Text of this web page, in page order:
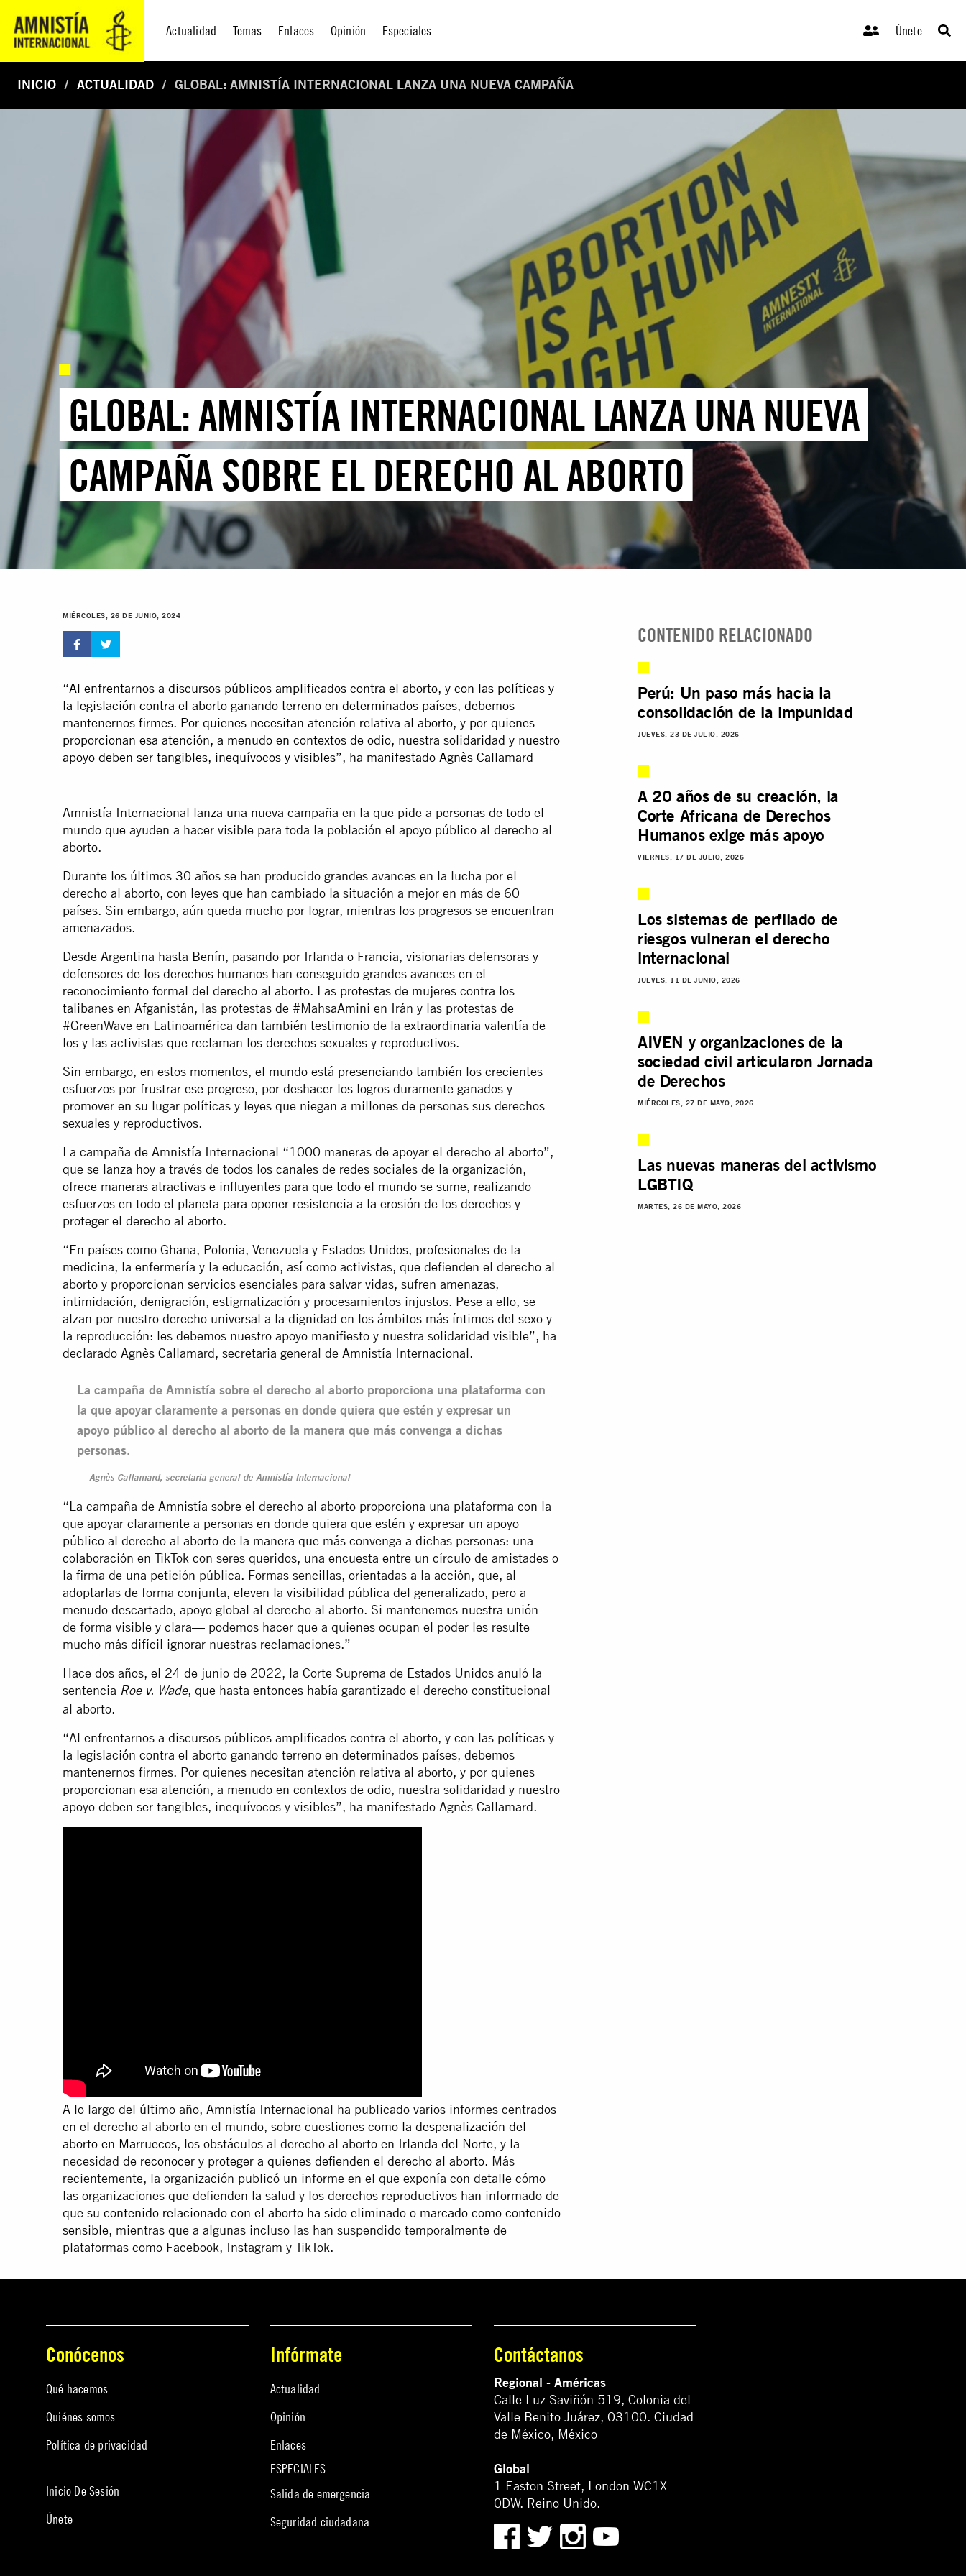
Actualidad Temas Enlaces Opinión Especiales Únete
INICIO ACTUALIDAD GLOBAL: AMNISTÍA INTERNACIONAL LANZA UNA NUEVA CAMPAÑA
GLOBAL: AMNISTÍA INTERNACIONAL LANZA UNA NUEVA
CAMPAÑA SOBRE EL DERECHO AL ABORTO
MIÉRCOLES, 26 DE JUNIO, 2024
“Al enfrentarnos a discursos públicos amplificados contra el aborto, y con las políticas y
la legislación contra el aborto ganando terreno en determinados países, debemos
mantenernos firmes. Por quienes necesitan atención relativa al aborto, y por quienes
proporcionan esa atención, a menudo en contextos de odio, nuestra solidaridad y nuestro
apoyo deben ser tangibles, inequívocos y visibles”, ha manifestado Agnès Callamard
Amnistía Internacional lanza una nueva campaña en la que pide a personas de todo el
mundo que ayuden a hacer visible para toda la población el apoyo público al derecho al
aborto.
Durante los últimos 30 años se han producido grandes avances en la lucha por el
derecho al aborto, con leyes que han cambiado la situación a mejor en más de 60
países. Sin embargo, aún queda mucho por lograr, mientras los progresos se encuentran
amenazados.
Desde Argentina hasta Benín, pasando por Irlanda o Francia, visionarias defensoras y
defensores de los derechos humanos han conseguido grandes avances en el
reconocimiento formal del derecho al aborto. Las protestas de mujeres contra los
talibanes en Afganistán, las protestas de #MahsaAmini en Irán y las protestas de
#GreenWave en Latinoamérica dan también testimonio de la extraordinaria valentía de
los y las activistas que reclaman los derechos sexuales y reproductivos.
Sin embargo, en estos momentos, el mundo está presenciando también los crecientes
esfuerzos por frustrar ese progreso, por deshacer los logros duramente ganados y
promover en su lugar políticas y leyes que niegan a millones de personas sus derechos
sexuales y reproductivos.
La campaña de Amnistía Internacional “1000 maneras de apoyar el derecho al aborto”,
que se lanza hoy a través de todos los canales de redes sociales de la organización,
ofrece maneras atractivas e influyentes para que todo el mundo se sume, realizando
esfuerzos en todo el planeta para oponer resistencia a la erosión de los derechos y
proteger el derecho al aborto.
“En países como Ghana, Polonia, Venezuela y Estados Unidos, profesionales de la
medicina, la enfermería y la educación, así como activistas, que defienden el derecho al
aborto y proporcionan servicios esenciales para salvar vidas, sufren amenazas,
intimidación, denigración, estigmatización y procesamientos injustos. Pese a ello, se
alzan por nuestro derecho universal a la dignidad en los ámbitos más íntimos del sexo y
la reproducción: les debemos nuestro apoyo manifiesto y nuestra solidaridad visible”, ha
declarado Agnès Callamard, secretaria general de Amnistía Internacional.
La campaña de Amnistía sobre el derecho al aborto proporciona una plataforma con
la que apoyar claramente a personas en donde quiera que estén y expresar un
apoyo público al derecho al aborto de la manera que más convenga a dichas
personas.
Agnès Callamard, secretaria general de Amnistía Internacional
“La campaña de Amnistía sobre el derecho al aborto proporciona una plataforma con la
que apoyar claramente a personas en donde quiera que estén y expresar un apoyo
público al derecho al aborto de la manera que más convenga a dichas personas: una
colaboración en TikTok con seres queridos, una encuesta entre un círculo de amistades o
la firma de una petición pública. Formas sencillas, orientadas a la acción, que, al
adoptarlas de forma conjunta, eleven la visibilidad pública del generalizado, pero a
menudo descartado, apoyo global al derecho al aborto. Si mantenemos nuestra unión —
de forma visible y clara— podemos hacer que a quienes ocupan el poder les resulte
mucho más difícil ignorar nuestras reclamaciones.”
Hace dos años, el 24 de junio de 2022, la Corte Suprema de Estados Unidos anuló la
sentencia Roe v. Wade, que hasta entonces había garantizado el derecho constitucional
al aborto.
“Al enfrentarnos a discursos públicos amplificados contra el aborto, y con las políticas y
la legislación contra el aborto ganando terreno en determinados países, debemos
mantenernos firmes. Por quienes necesitan atención relativa al aborto, y por quienes
proporcionan esa atención, a menudo en contextos de odio, nuestra solidaridad y nuestro
apoyo deben ser tangibles, inequívocos y visibles”, ha manifestado Agnès Callamard.
A lo largo del último año, Amnistía Internacional ha publicado varios informes centrados
en el derecho al aborto en el mundo, sobre cuestiones como la despenalización del
aborto en Marruecos, los obstáculos al derecho al aborto en Irlanda del Norte, y la
necesidad de reconocer y proteger a quienes defienden el derecho al aborto. Más
recientemente, la organización publicó un informe en el que exponía con detalle cómo
las organizaciones que defienden la salud y los derechos reproductivos han informado de
que su contenido relacionado con el aborto ha sido eliminado o marcado como contenido
sensible, mientras que a algunas incluso las han suspendido temporalmente de
plataformas como Facebook, Instagram y TikTok.
CONTENIDO RELACIONADO
Perú: Un paso más hacia la
consolidación de la impunidad
JUEVES, 23 DE JULIO, 2026
A 20 años de su creación, la
Corte Africana de Derechos
Humanos exige más apoyo
VIERNES, 17 DE JULIO, 2026
Los sistemas de perfilado de
riesgos vulneran el derecho
internacional
JUEVES, 11 DE JUNIO, 2026
AIVEN y organizaciones de la
sociedad civil articularon Jornada
de Derechos
MIÉRCOLES, 27 DE MAYO, 2026
Las nuevas maneras del activismo
LGBTIQ
MARTES, 26 DE MAYO, 2026
Conócenos
Qué hacemos
Quiénes somos
Política de privacidad
Inicio De Sesión
Únete
Infórmate
Actualidad
Opinión
Enlaces
ESPECIALES
Salida de emergencia
Seguridad ciudadana
Contáctanos
Regional - Américas
Calle Luz Saviñón 519, Colonia del
Valle Benito Juárez, 03100. Ciudad
de México, México
Global
1 Easton Street, London WC1X
0DW. Reino Unido.